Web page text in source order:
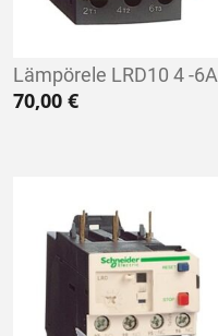
Lämpörele LRD10 4 -6A
70,00 €